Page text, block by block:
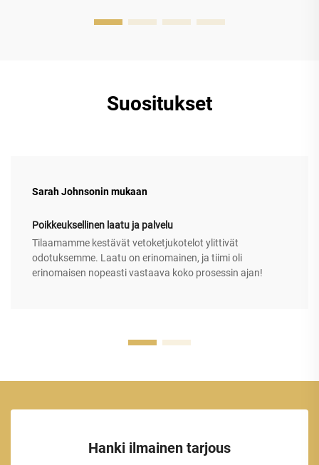
Suositukset
Sarah Johnsonin mukaan
Poikkeuksellinen laatu ja palvelu
Tilaamamme kestävät vetoketjukotelot ylittivät
odotuksemme. Laatu on erinomainen, ja tiimi oli
erinomaisen nopeasti vastaava koko prosessin ajan!
Hanki ilmainen tarjous